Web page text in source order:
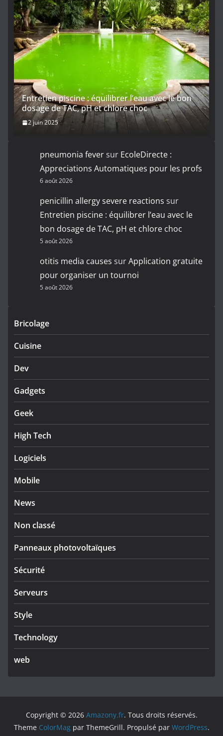
Entretien piscine : équilibrer l’eau avec le bon
dosage de TAC, pH et chlore choc
2 juin 2025
pneumonia feversur EcoleDirecte :
Appreciations Automatiques pour les profs
6 août 2026
penicillin allergy severe reactions sur
Entretien piscine : équilibrer l’eau avec le
bon dosage de TAC, pH et chlore choc
5 août 2026
otitis media causes surApplication gratuite
pour organiser un tournoi
5 août 2026
Bricolage
Cuisine
Dev
Gadgets
Geek
High Tech
Logiciels
Mobile
News
Non classé
Panneaux photovoltaïques
Sécurité
Serveurs
Style
Technology
web
Copyright © 2026 Amazony.fr. Tous droits réservés.
Theme ColorMagpar ThemeGrill. Propulsé par WordPress.